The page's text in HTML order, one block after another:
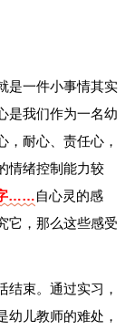
是一件小事情其实
是我们作为一名幼
，耐心、责任心，
情绪控制能力较
……自心灵的感
它，那么这些感受
结束。通过实习，
幼儿教师的难处，